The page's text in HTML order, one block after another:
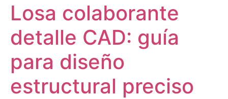
Losa colaborante
detalle CAD: guía
para diseño
estructural preciso